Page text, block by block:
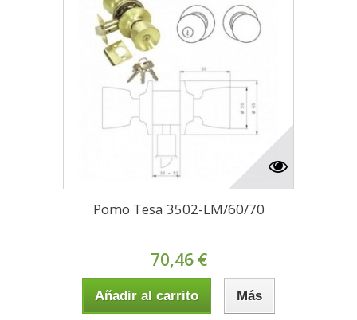
Pomo Tesa 3502-LM/60/70
70,46 €
Añadir al carrito Más